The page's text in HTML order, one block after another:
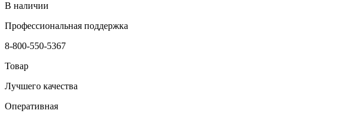
В наличии
Профессиональная поддержка
8-800-550-5367
Товар
Лучшего качества
Оперативная